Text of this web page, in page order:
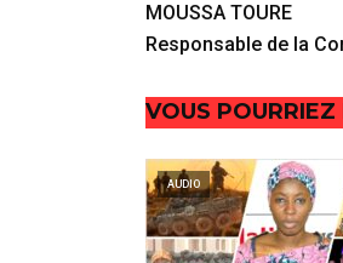
MOUSSA TOURE
Responsable de la
VOUS
AUDIO